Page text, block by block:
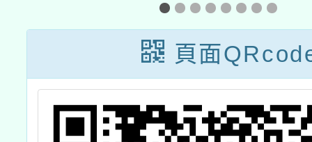
教育實境秀」影
片徵選計畫1份
頁面